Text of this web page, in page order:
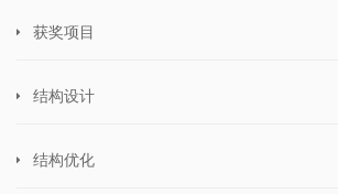
获奖项目
结构设计
结构优化